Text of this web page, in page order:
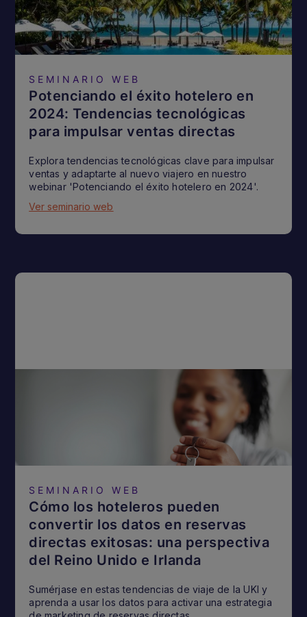
SEMINARIO WEB
Potenciando el éxito hotelero en
2024: Tendencias tecnológicas
para impulsar ventas directas
Explora tendencias tecnológicas clave para impulsar
ventas y adaptarte al nuevo viajero en nuestro
webinar 'Potenciando el éxito hotelero en 2024'.
Ver seminario web
SEMINARIO WEB
Cómo los hoteleros pueden
convertir los datos en reservas
directas exitosas: una perspectiva
del Reino Unido e Irlanda
Sumérjase en estas tendencias de viaje de la UKI y
aprenda a usar los datos para activar una estrategia